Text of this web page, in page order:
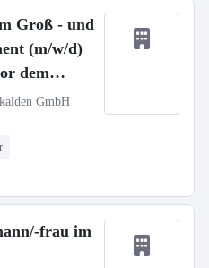
Groß - und
(m/w/d)
dem
GmbH
frau im